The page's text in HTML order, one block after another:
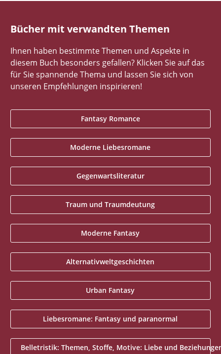
Bücher mit verwandten Themen
Ihnen haben bestimmte Themen und Aspekte in
diesem Buch besonders gefallen? Klicken Sie auf das
für Sie spannende Thema und lassen Sie sich von
unseren Empfehlungen inspirieren!
Fantasy Romance
Moderne Liebesromane
Gegenwartsliteratur
Traum und Traumdeutung
Moderne Fantasy
Alternativweltgeschichten
Urban Fantasy
Liebesromane: Fantasy und paranormal
Belletristik: Themen, Stoffe, Motive: Liebe und